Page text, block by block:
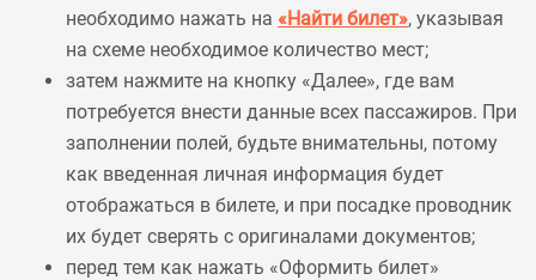
необходимо нажать на «Найти билет», указывая
на схеме необходимое количество мест;
затем нажмите на кнопку «Далее», где вам
потребуется внести данные всех пассажиров. При
заполнении полей, будьте внимательны, потому
как введенная личная информация будет
отображаться в билете, и при посадке проводник
их будет сверять с оригиналами документов;
перед тем как нажать «Оформить билет»